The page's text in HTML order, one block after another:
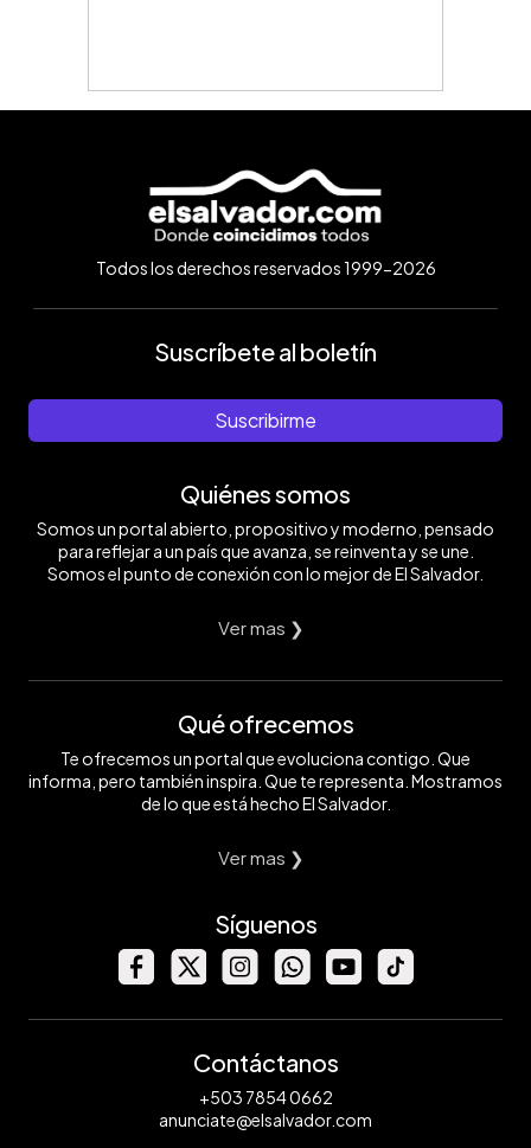
Todos los derechos reservados 1999-2026
Suscríbete al boletín
Suscribirme
Quiénes somos
Somos un portal abierto, propositivo y moderno, pensado
para reflejar a un país que avanza, se reinventa y se une.
Somos el punto de conexión con lo mejor de El Salvador.
Ver mas ❯
Qué ofrecemos
Te ofrecemos un portal que evoluciona contigo. Que
informa, pero también inspira. Que te representa. Mostramos
de lo que está hecho El Salvador.
Ver mas ❯
Síguenos
Contáctanos
+503 7854 0662
anunciate@elsalvador.com